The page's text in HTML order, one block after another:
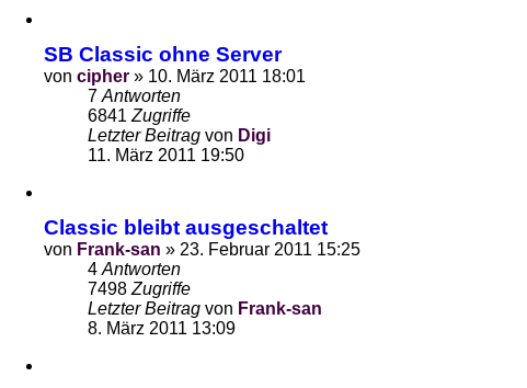
SB Classic ohne Server
von cipher » 10. März 2011 18:01
7 Antworten
6841 Zugriffe
Letzter Beitrag von Digi
11. März 2011 19:50
Classic bleibt ausgeschaltet
von Frank-san » 23. Februar 2011 15:25
4 Antworten
7498 Zugriffe
Letzter Beitrag von Frank-san
8. März 2011 13:09